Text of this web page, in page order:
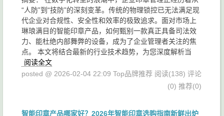
“人防”到“技防”的深刻变革。传统的物理锁控已无法满足现
代企业对合规性、安全性和效率的极致追求。面对市场上
琳琅满目的智能印章产品，如何甄别一款真正具备司法效
力、能杜绝内部舞弊的设备，成为了企业管理者关注的焦
点。 本文将结合最新的行业技术趋势，为您深度解析当
阅读全文
posted @ 2026-02-04 22:09 Top品牌推荐 阅读(138) 评论
(0) 推荐(0)
智能印章产品哪家好？2026年智能印章选购指南新鲜出炉